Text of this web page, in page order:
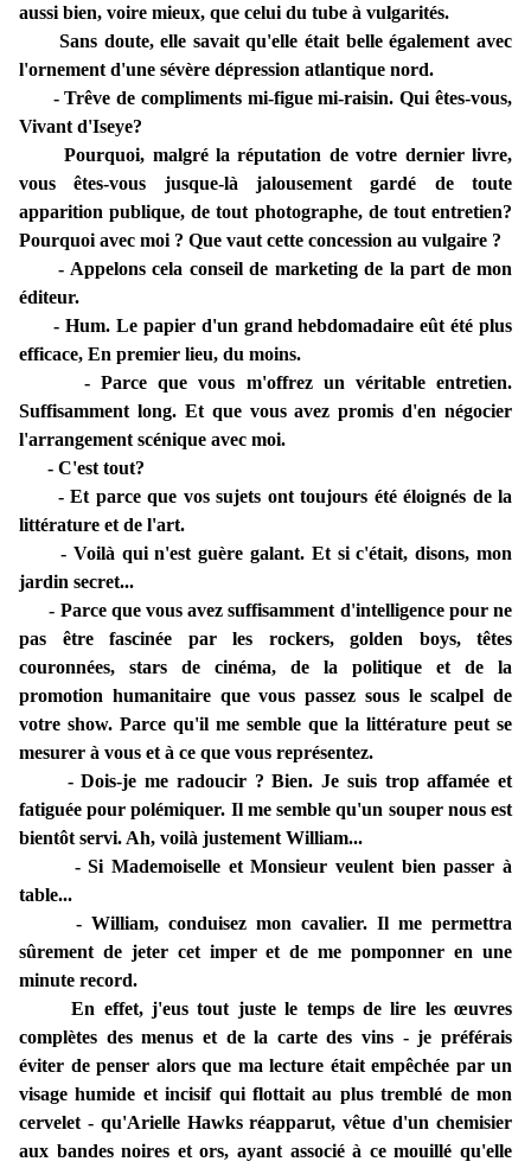
aussi bien, voire mieux, que celui du tube à vulgarités.
Sans doute, elle savait qu'elle était belle également avec
l'ornement d'une sévère dépression atlantique nord.
- Trêve de compliments mi-figue mi-raisin. Qui êtes-vous,
Vivant d'Iseye?
Pourquoi, malgré la réputation de votre dernier livre,
vous êtes-vous jusque-là jalousement gardé de toute
apparition publique, de tout photographe, de tout entretien?
Pourquoi avec moi ? Que vaut cette concession au vulgaire ?
- Appelons cela conseil de marketing de la part de mon
éditeur.
- Hum. Le papier d'un grand hebdomadaire eût été plus
efficace, En premier lieu, du moins.
- Parce que vous m'offrez un véritable entretien.
Suffisamment long. Et que vous avez promis d'en négocier
l'arrangement scénique avec moi.
- C'est tout?
- Et parce que vos sujets ont toujours été éloignés de la
littérature et de l'art.
- Voilà qui n'est guère galant. Et si c'était, disons, mon
jardin secret...
- Parce que vous avez suffisamment d'intelligence pour ne
pas être fascinée par les rockers, golden boys, têtes
couronnées, stars de cinéma, de la politique et de la
promotion humanitaire que vous passez sous le scalpel de
votre show. Parce qu'il me semble que la littérature peut se
mesurer à vous et à ce que vous représentez.
- Dois-je me radoucir ? Bien. Je suis trop affamée et
fatiguée pour polémiquer. Il me semble qu'un souper nous est
bientôt servi. Ah, voilà justement William...
- Si Mademoiselle et Monsieur veulent bien passer à
table...
- William, conduisez mon cavalier. Il me permettra
sûrement de jeter cet imper et de me pomponner en une
minute record.
En effet, j'eus tout juste le temps de lire les œuvres
complètes des menus et de la carte des vins - je préférais
éviter de penser alors que ma lecture était empêchée par un
visage humide et incisif qui flottait au plus tremblé de mon
cervelet - qu'Arielle Hawks réapparut, vêtue d'un chemisier
aux bandes noires et ors, ayant associé à ce mouillé qu'elle